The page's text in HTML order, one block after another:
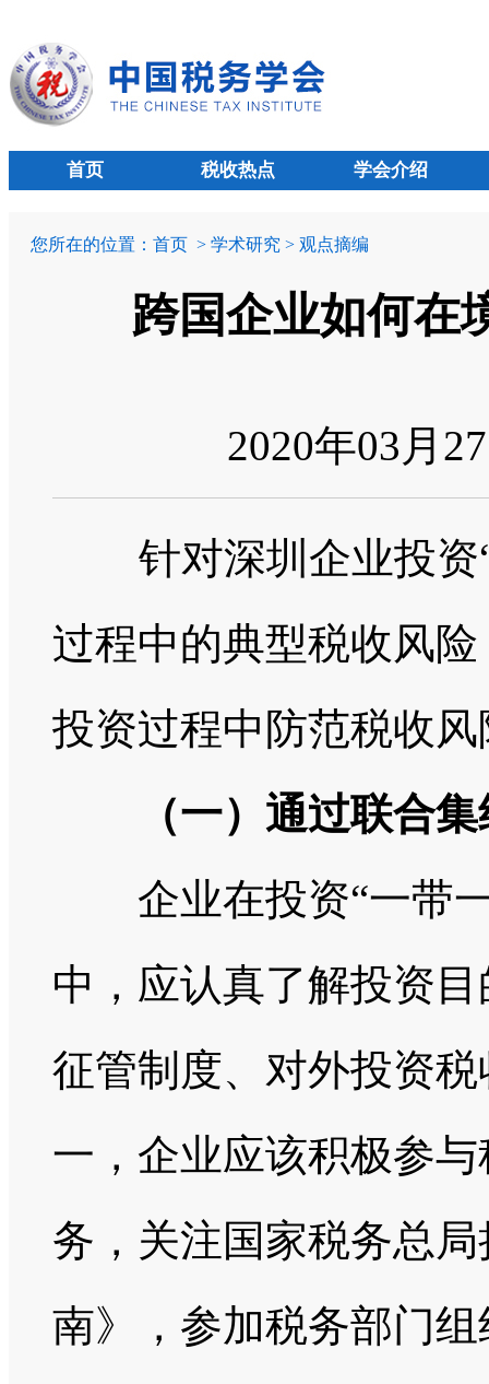
首页 税收热点 学会介绍
您所在的位置： 首页 > 学术研究 > 观点摘编
跨国企业如何在
2020年03月
针对深圳企业投
过程中的典型税收风
投资过程中防范税收
（一）通过联合
企业在投资“一带一
中，应认真了解投资
征管制度、对外投资
一，企业应该积极参
务，关注国家税务总
南》，参加税务部门